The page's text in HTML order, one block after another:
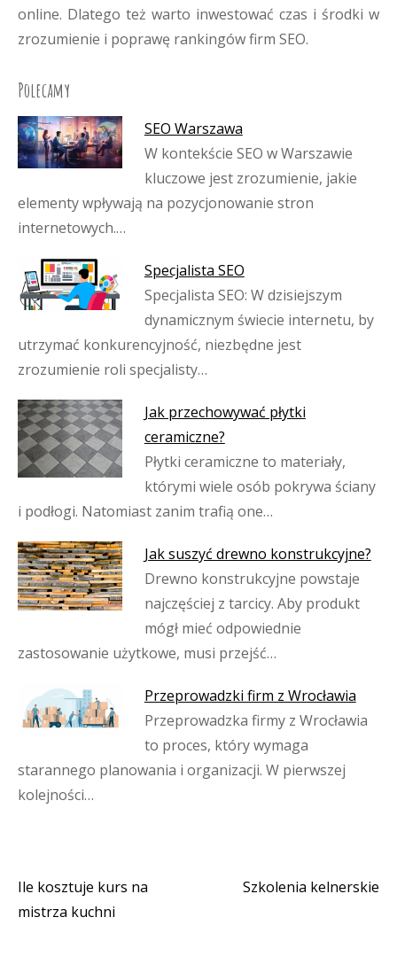
online. Dlatego też warto inwestować czas i środki w
zrozumienie i poprawę rankingów firm SEO.
Polecamy
SEO Warszawa
W kontekście SEO w Warszawie
kluczowe jest zrozumienie, jakie
elementy wpływają na pozycjonowanie stron
internetowych.…
Specjalista SEO
Specjalista SEO: W dzisiejszym
dynamicznym świecie internetu, by
utrzymać konkurencyjność, niezbędne jest
zrozumienie roli specjalisty…
Jak przechowywać płytki
ceramiczne?
Płytki ceramiczne to materiały,
którymi wiele osób pokrywa ściany
i podłogi. Natomiast zanim trafią one…
Jak suszyć drewno konstrukcyjne?
Drewno konstrukcyjne powstaje
najczęściej z tarcicy. Aby produkt
mógł mieć odpowiednie
zastosowanie użytkowe, musi przejść…
Przeprowadzki firm z Wrocławia
Przeprowadzka firmy z Wrocławia
to proces, który wymaga
starannego planowania i organizacji. W pierwszej
kolejności…
Nawigacja
Ile kosztuje kurs na
mistrza kuchni
Szkolenia kelnerskie